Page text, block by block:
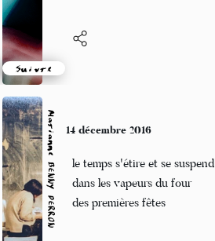
Suivre
Marianne BENNY PERRON 14 décembre 2016
le temps s'étire et se suspend
dans les vapeurs du four
des premières fêtes